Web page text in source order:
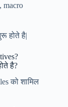
macro
होते है|
है?
को शामिल